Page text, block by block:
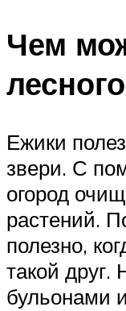
Чем
Ежики
звери. С
огород
растений.
полезно,
такой друг.
бульонами